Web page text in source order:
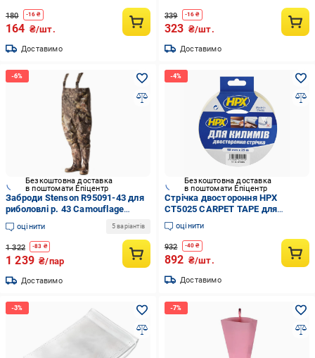
180 -16 ₴
164 ₴/шт.
Доставимо
339 -16 ₴
323 ₴/шт.
Доставимо
Безкоштовна доставка
в поштомати Епіцентр
Заброди Stenson R95091-43 для
риболовлі р. 43 Camouflage
(a639a8fd)
оцінити 5 варіантів
1 322 -83 ₴
1 239 ₴/пар
Доставимо
Безкоштовна доставка
в поштомати Епіцентр
Стрічка двостороння HPX
CT5025 CARPET TAPE для
фіксації килимків 50 мм/25 м
Жовтий (31980505)
оцінити
932 -40 ₴
892 ₴/шт.
Доставимо